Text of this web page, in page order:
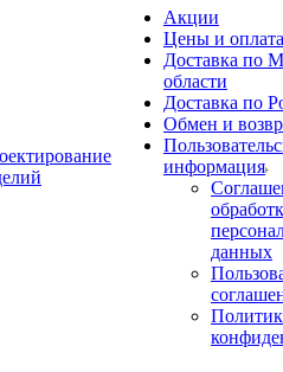
Акции
Цены и оплата
Доставка по
области
Доставка по
Обмен и
информация
данных